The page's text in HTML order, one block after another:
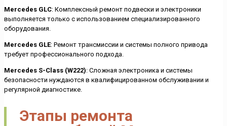
Mercedes GLC: Комплексный ремонт подвески и электроники
выполняется только с использованием специализированного
оборудования.
Mercedes GLE: Ремонт трансмиссии и системы полного привода
требует профессионального подхода.
Mercedes S-Class (W222): Сложная электроника и системы
безопасности нуждаются в квалифицированном обслуживании и
регулярной диагностике.
Этапы ремонта